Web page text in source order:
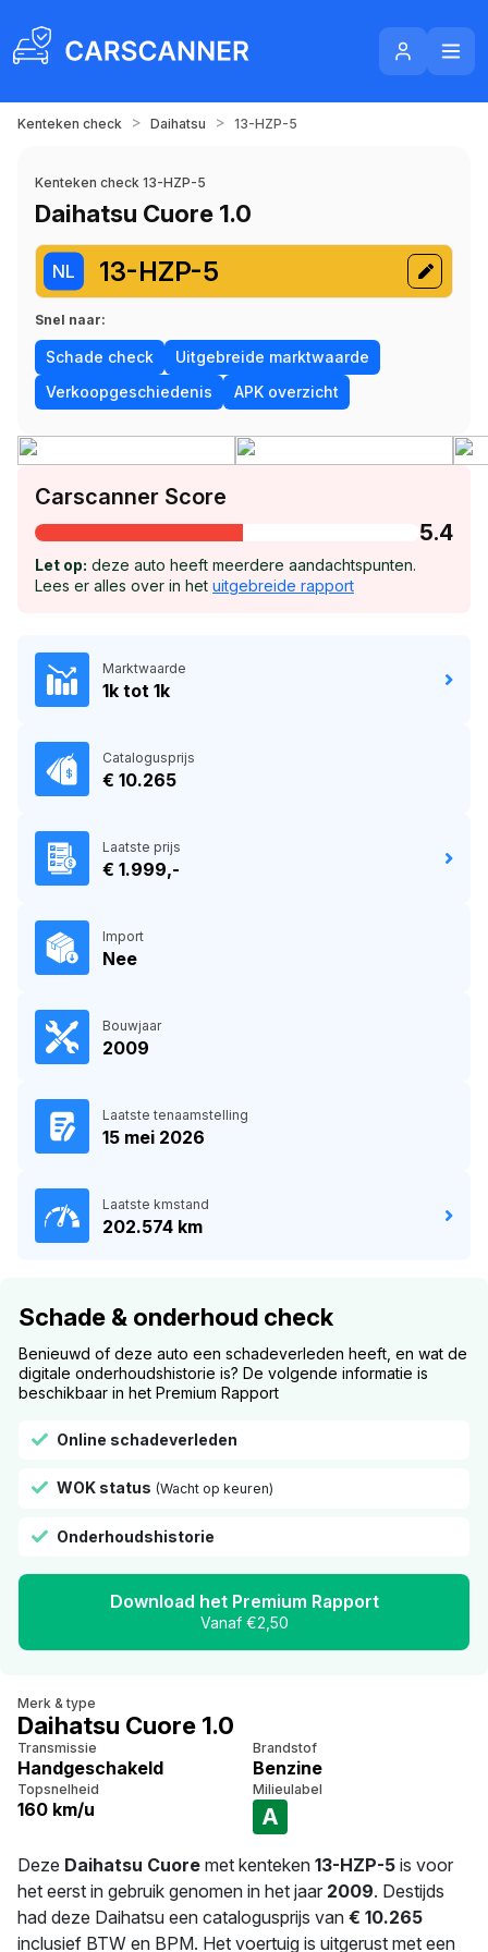
Kenteken check > Daihatsu > 13-HZP-5
Kenteken check 13-HZP-5
Daihatsu Cuore 1.0
NL 13-HZP-5
Snel naar:
Schade check
Uitgebreide marktwaarde
Verkoopgeschiedenis
APK overzicht
Carscanner Score
5.4
Let op: deze auto heeft meerdere aandachtspunten.
Lees er alles over in het uitgebreide rapport
Marktwaarde
1k tot 1k
Catalogusprijs
€ 10.265
Laatste prijs
€ 1.999,-
Import
Nee
Bouwjaar
2009
Laatste tenaamstelling
15 mei 2026
Laatste kmstand
202.574 km
Schade & onderhoud check
Benieuwd of deze auto een schadeverleden heeft, en wat de
digitale onderhoudshistorie is? De volgende informatie is
beschikbaar in het Premium Rapport
Online schadeverleden
WOK status (Wacht op keuren)
Onderhoudshistorie
Download het Premium Rapport
Vanaf €2,50
Merk & type
Daihatsu Cuore 1.0
Transmissie
Handgeschakeld
Brandstof
Benzine
Topsnelheid
160 km/u
Milieulabel
A
Deze Daihatsu Cuore met kenteken 13-HZP-5 is voor
het eerst in gebruik genomen in het jaar 2009. Destijds
had deze Daihatsu een catalogusprijs van € 10.265
inclusief BTW en BPM. Het voertuig is uitgerust met een